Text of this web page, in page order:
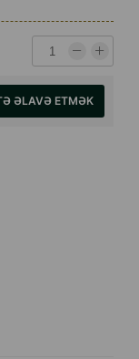
ƏLAVƏ ETMƏK